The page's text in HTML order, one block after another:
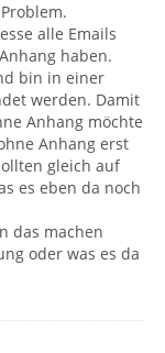
alle Emails
haben.
bin in einer
werden. Damit
Anhang möchte
Anhang erst
gleich auf
es eben da noch
das machen
oder was es da